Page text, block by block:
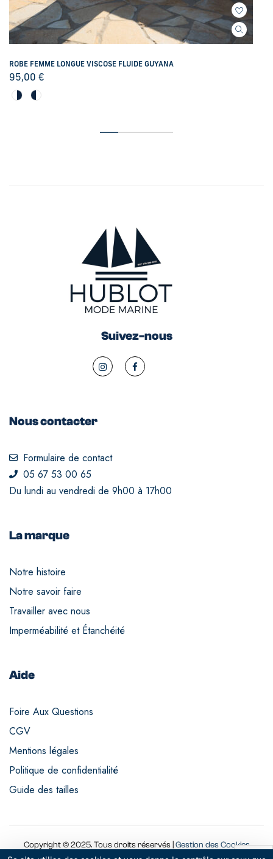
ROBE FEMME LONGUE VISCOSE FLUIDE GUYANA
95,00 €
Suivez-nous
Nous contacter
Formulaire de contact
05 67 53 00 65
Du lundi au vendredi de 9h00 à 17h00
La marque
Notre histoire
Notre savoir faire
Travailler avec nous
Imperméabilité et Étanchéité
Aide
Foire Aux Questions
CGV
Mentions légales
Politique de confidentialité
Guide des tailles
Copyright © 2025. Tous droits réservés | Gestion des Cookies